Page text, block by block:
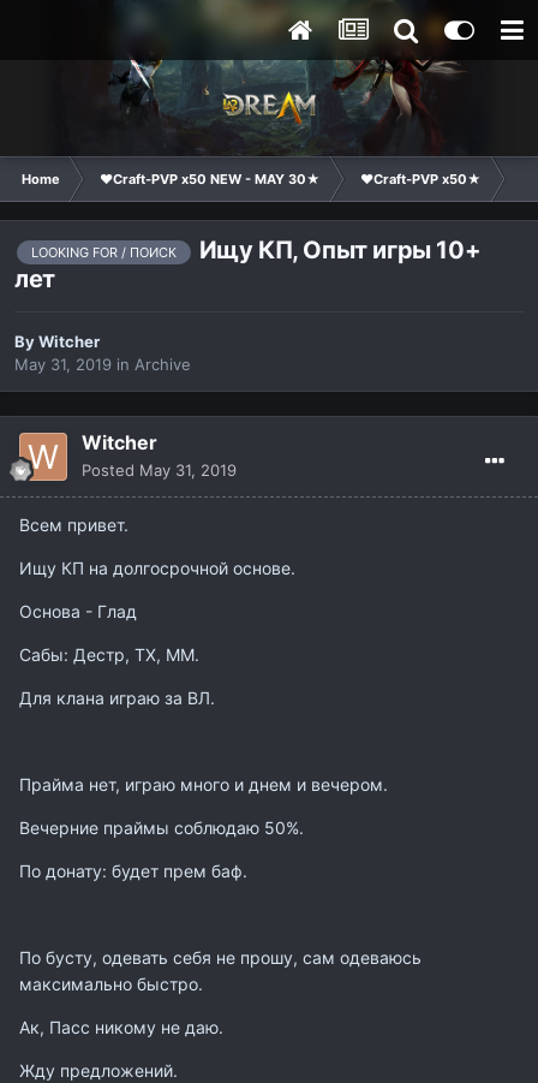
Home ❤Craft-PVP x50 NEW - MAY 30★ ❤Craft-PVP x50★
LOOKING FOR / ПОИСК
Ищу КП, Опыт игры 10+
лет
ByWitcher
May 31, 2019 in Archive
Witcher
Posted May 31, 2019
Всем привет.
Ищу КП на долгосрочной основе.
Основа - Глад
Сабы: Дестр, ТХ, ММ.
Для клана играю за ВЛ.
Прайма нет, играю много и днем и вечером.
Вечерние праймы соблюдаю 50%.
По донату: будет прем баф.
По бусту, одевать себя не прошу, сам одеваюсь
максимально быстро.
Ак, Пасс никому не даю.
Жду предложений.